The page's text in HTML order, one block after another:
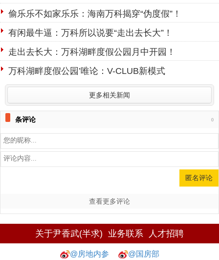
偷乐乐不如家乐乐：海南万科揭穿“伪度假”！
有闲最牛逼：万科所以说要“走出去长大”！
走出去长大：万科湖畔度假公园月中开园！
万科湖畔度假公园’唯论：V-CLUB新模式
更多相关新闻
0
条评论
查看更多评论
关于尹香武(半求) 业务联系 人才招聘
@房地内参 @国房部